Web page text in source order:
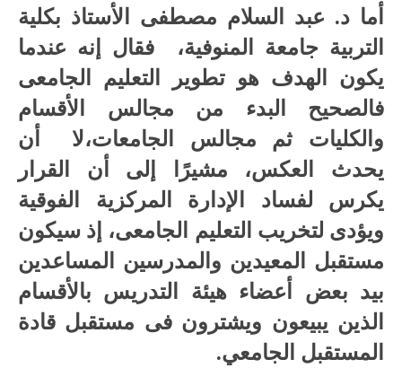
أما د. عبد السلام مصطفى الأستاذ بكلية
التربية جامعة المنوفية، فقال إنه عندما
يكون الهدف هو تطوير التعليم الجامعى
فالصحيح البدء من مجالس الأقسام
والكليات ثم مجالس الجامعات،لا أن
يحدث العكس، مشيرًا إلى أن القرار
يكرس لفساد الإدارة المركزية الفوقية
ويؤدى لتخريب التعليم الجامعى، إذ سيكون
مستقبل المعيدين والمدرسين المساعدين
بيد بعض أعضاء هيئة التدريس بالأقسام
الذين يبيعون ويشترون فى مستقبل قادة
المستقبل الجامعي.